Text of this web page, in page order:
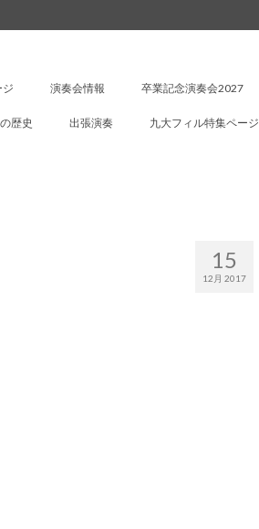
演奏会情報 卒業記念演奏会2027
歴史 出張演奏 九大フィル特集ページ
15
12月 2017